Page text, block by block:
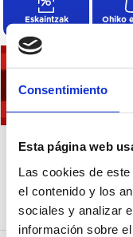
Consentimiento
Esta página web
Las cookies de
el contenido y los
sociales y analizar
información sobre
Eskaintzak Ohiko
❮